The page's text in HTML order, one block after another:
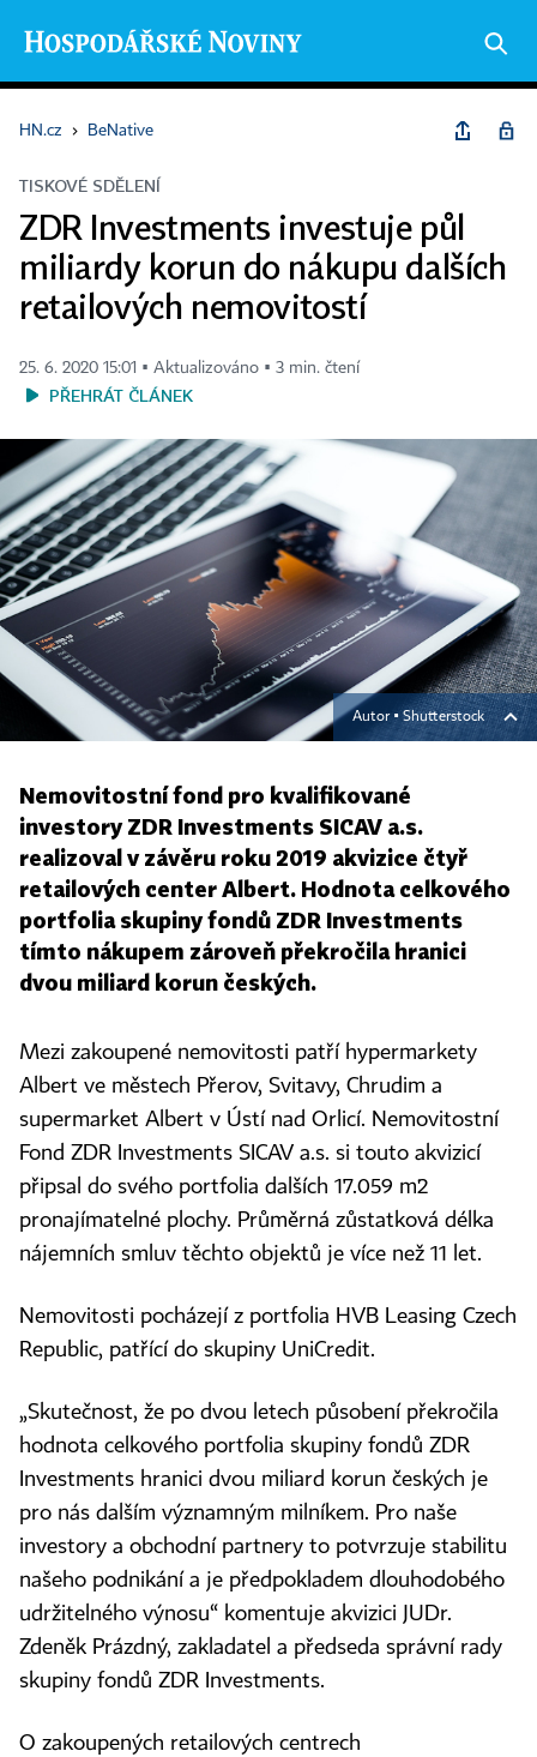
HN.cz › BeNative
TISKOVÉ SDĚLENÍ
ZDR Investments investuje půl
miliardy korun do nákupu dalších
retailových nemovitostí
25. 6. 2020 15:01 ▪ Aktualizováno ▪ 3 min. čtení
PŘEHRÁT ČLÁNEK
Autor ▪ Shutterstock
Nemovitostní fond pro kvalifikované
investory ZDR Investments SICAV a.s.
realizoval v závěru roku 2019 akvizice čtyř
retailových center Albert. Hodnota celkového
portfolia skupiny fondů ZDR Investments
tímto nákupem zároveň překročila hranici
dvou miliard korun českých.
Mezi zakoupené nemovitosti patří hypermarkety
Albert ve městech Přerov, Svitavy, Chrudim a
supermarket Albert v Ústí nad Orlicí. Nemovitostní
Fond ZDR Investments SICAV a.s. si touto akvizicí
připsal do svého portfolia dalších 17.059 m2
pronajímatelné plochy. Průměrná zůstatková délka
nájemních smluv těchto objektů je více než 11 let.
Nemovitosti pocházejí z portfolia HVB Leasing Czech
Republic, patřící do skupiny UniCredit.
„Skutečnost, že po dvou letech působení překročila
hodnota celkového portfolia skupiny fondů ZDR
Investments hranici dvou miliard korun českých je
pro nás dalším významným milníkem. Pro naše
investory a obchodní partnery to potvrzuje stabilitu
našeho podnikání a je předpokladem dlouhodobého
udržitelného výnosu“ komentuje akvizici JUDr.
Zdeněk Prázdný, zakladatel a předseda správní rady
skupiny fondů ZDR Investments.
O zakoupených retailových centrech